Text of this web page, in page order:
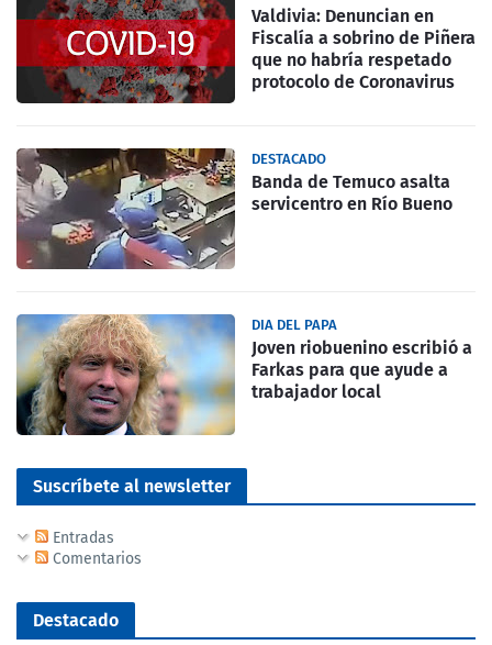
Valdivia: Denuncian en
Fiscalía a sobrino de Piñera
que no habría respetado
protocolo de Coronavirus
DESTACADO
Banda de Temuco asalta
servicentro en Río Bueno
DIA DEL PAPA
Joven riobuenino escribió a
Farkas para que ayude a
trabajador local
Suscríbete al newsletter
Entradas
Comentarios
Destacado